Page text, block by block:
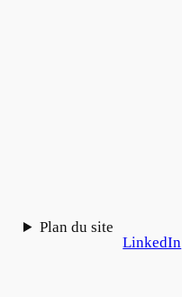
Plan du site
LinkedIn